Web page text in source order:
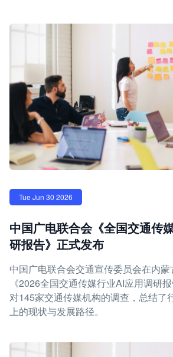
Tue Jun 30 2026
中国广电联合会《全国交通传
研报告》正式发布
中国广电联合会交通宣传委员会在内蒙
《2026全国交通传媒行业AI应用调研
对145家交通传媒机构的调查，总结了
上的现状与发展路径。